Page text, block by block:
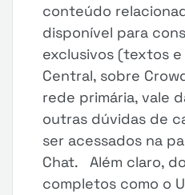
conteúdo
disponível para
exclusivos (textos
Central, sobre
rede primária, vale
outras dúvidas de
ser acessados na
Chat. Além claro,
completos como o